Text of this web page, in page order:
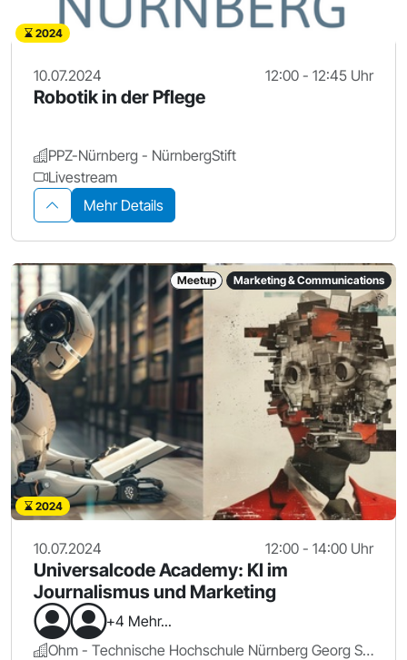
2024
10.07.2024 12:00 - 12:45 Uhr
Robotik in der Pflege
PPZ-Nürnberg - NürnbergStift
Livestream
Mehr Details
Meetup Marketing & Communications
2024
10.07.2024 12:00 - 14:00 Uhr
Universalcode Academy: KI im
Journalismus und Marketing
+4 Mehr...
Ohm - Technische Hochschule Nürnberg Georg Simon Ohm